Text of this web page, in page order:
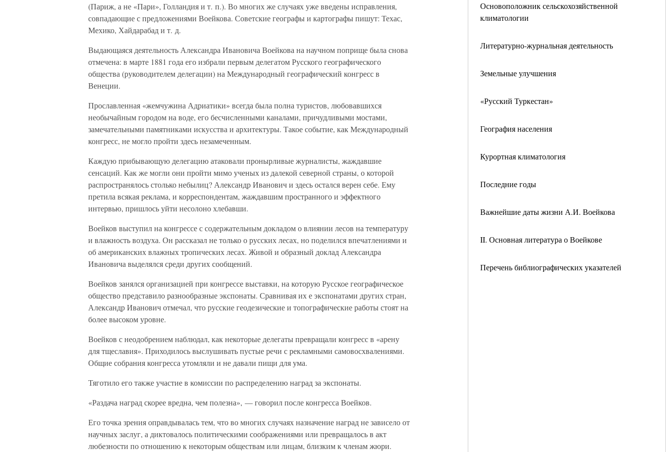
Основоположник сельскохозяйственной
климатологии
Литературно-журнальная деятельность
Земельные улучшения
«Русский Туркестан»
География населения
Курортная климатология
Последние годы
Важнейшие даты жизни А.И. Воейкова
II. Основная литература о Воейкове
Перечень библиографических указателей
(Париж, а не «Пари», Голландия и т. п.). Во многих же случаях уже введены исправления,
совпадающие с предложениями Воейкова. Советские географы и картографы пишут: Техас,
Мехико, Хайдарабад и т. д.
Выдающаяся деятельность Александра Ивановича Воейкова на научном поприще была снова
отмечена: в марте 1881 года его избрали первым делегатом Русского географического
общества (руководителем делегации) на Международный географический конгресс в
Венеции.
Прославленная «жемчужина Адриатики» всегда была полна туристов, любовавшихся
необычайным городом на воде, его бесчисленными каналами, причудливыми мостами,
замечательными памятниками искусства и архитектуры. Такое событие, как Международный
конгресс, не могло пройти здесь незамеченным.
Каждую прибывающую делегацию атаковали пронырливые журналисты, жаждавшие
сенсаций. Как же могли они пройти мимо ученых из далекой северной страны, о которой
распространялось столько небылиц? Александр Иванович и здесь остался верен себе. Ему
претила всякая реклама, и корреспондентам, жаждавшим пространного и эффектного
интервью, пришлось уйти несолоно хлебавши.
Воейков выступил на конгрессе с содержательным докладом о влиянии лесов на температуру
и влажность воздуха. Он рассказал не только о русских лесах, но поделился впечатлениями и
об американских влажных тропических лесах. Живой и образный доклад Александра
Ивановича выделялся среди других сообщений.
Воейков занялся организацией при конгрессе выставки, на которую Русское географическое
общество представило разнообразные экспонаты. Сравнивая их е экспонатами других стран,
Александр Иванович отмечал, что русские геодезические и топографические работы стоят на
более высоком уровне.
Воейков с неодобрением наблюдал, как некоторые делегаты превращали конгресс в «арену
для тщеславия». Приходилось выслушивать пустые речи с рекламными самовосхвалениями.
Общие собрания конгресса утомляли и не давали пищи для ума.
Тяготило его также участие в комиссии по распределению наград за экспонаты.
«Раздача наград скорее вредна, чем полезна», — говорил после конгресса Воейков.
Его точка зрения оправдывалась тем, что во многих случаях назначение наград не зависело от
научных заслуг, а диктовалось политическими соображениями или превращалось в акт
любезности по отношению к некоторым обществам или лицам, близким к членам жюри.